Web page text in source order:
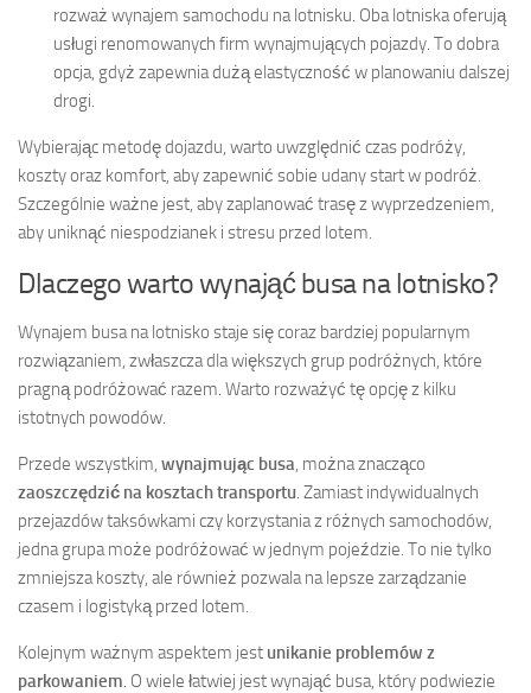
rozważ wynajem samochodu na lotnisku. Oba lotniska oferują
usługi renomowanych firm wynajmujących pojazdy. To dobra
opcja, gdyż zapewnia dużą elastyczność w planowaniu dalszej
drogi.
Wybierając metodę dojazdu, warto uwzględnić czas podróży,
koszty oraz komfort, aby zapewnić sobie udany start w podróż.
Szczególnie ważne jest, aby zaplanować trasę z wyprzedzeniem,
aby uniknąć niespodzianek i stresu przed lotem.
Dlaczego warto wynająć busa na lotnisko?
Wynajem busa na lotnisko staje się coraz bardziej popularnym
rozwiązaniem, zwłaszcza dla większych grup podróżnych, które
pragną podróżować razem. Warto rozważyć tę opcję z kilku
istotnych powodów.
Przede wszystkim, wynajmując busa , można znacząco
zaoszczędzić na kosztach transportu . Zamiast indywidualnych
przejazdów taksówkami czy korzystania z różnych samochodów,
jedna grupa może podróżować w jednym pojeździe. To nie tylko
zmniejsza koszty, ale również pozwala na lepsze zarządzanie
czasem i logistyką przed lotem.
Kolejnym ważnym aspektem jest unikanie problemów z
parkowaniem . O wiele łatwiej jest wynająć busa, który podwiezie